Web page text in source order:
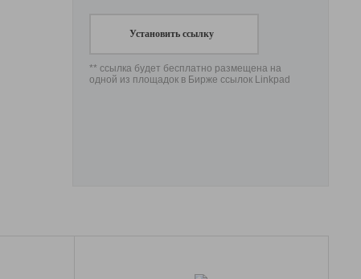
Установить ссылку
** ссылка будет бесплатно размещена на
одной из площадок в Бирже ссылок Linkpad